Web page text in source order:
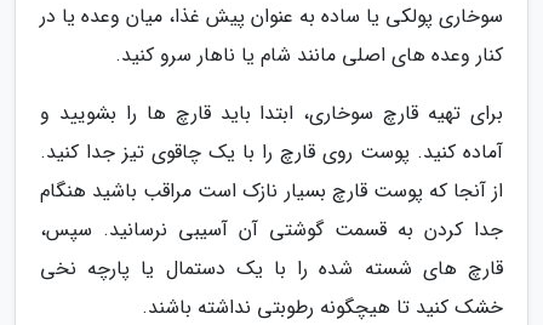
سوخاری پولکی یا ساده به عنوان پیش غذا، میان وعده یا در
کنار وعده های اصلی مانند شام یا ناهار سرو کنید.
برای تهیه قارچ سوخاری، ابتدا باید قارچ ها را بشویید و
آماده کنید. پوست روی قارچ را با یک چاقوی تیز جدا کنید.
از آنجا که پوست قارچ بسیار نازک است مراقب باشید هنگام
جدا کردن به قسمت گوشتی آن آسیبی نرسانید. سپس،
قارچ های شسته شده را با یک دستمال یا پارچه نخی
خشک کنید تا هیچگونه رطوبتی نداشته باشند.